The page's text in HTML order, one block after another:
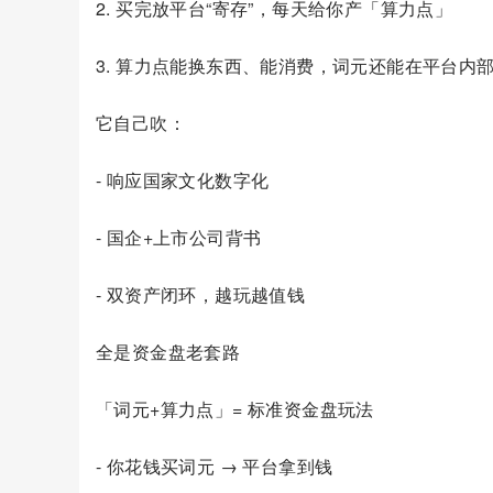
2. 买完放平台“寄存”，每天给你产「算力点」
3. 算力点能换东西、能消费，词元还能在平台内
它自己吹：
- 响应国家文化数字化
- 国企+上市公司背书
- 双资产闭环，越玩越值钱
全是资金盘老套路
「词元+算力点」= 标准资金盘玩法
- 你花钱买词元 → 平台拿到钱